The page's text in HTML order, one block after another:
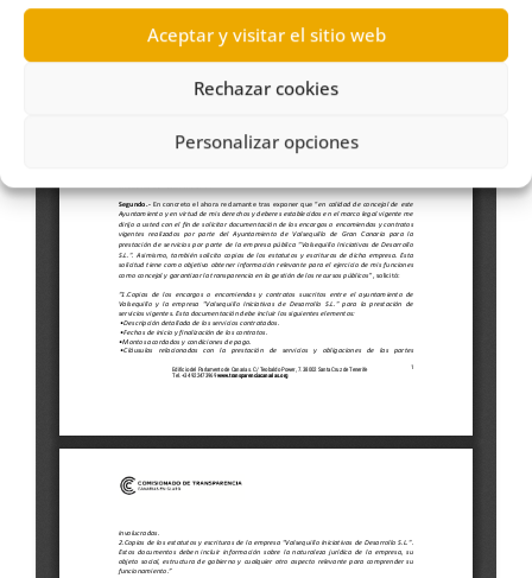
Aceptar y visitar el sitio web
Rechazar cookies
Personalizar opciones